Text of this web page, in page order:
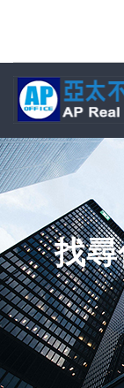
找